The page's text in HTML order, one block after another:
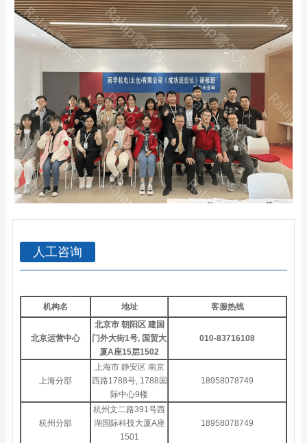
人工咨询
机构名 地址 客服热线
北京运营中心
北京市 朝阳区 建国
门外大街1号, 国贸大
厦A座15层1502
010-83716108
上海分部
上海市 静安区 南京
西路1788号, 1788国
际中心9楼
18958078749
杭州分部
杭州文二路391号西
湖国际科技大厦A座
1501
18958078749